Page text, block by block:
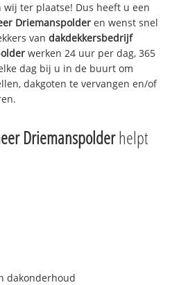
ter plaatse! Dus heeft u een
Driemanspolder en wenst snel
vandakdekkersbedrijf
werken 24 uur per dag, 365
dag bij u in de buurt om
dakgoten te vervangen en/of
Driemanspolderhelpt
dakonderhoud